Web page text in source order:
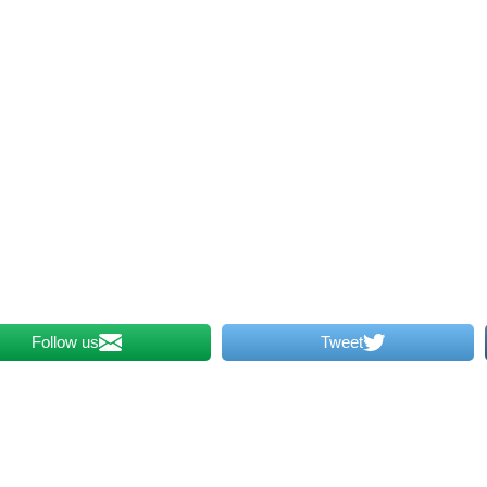
Tweet
Follow us